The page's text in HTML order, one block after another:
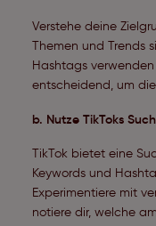
Verstehe deine
Themen und Trends
Hashtags
entscheidend, um
b. Nutze TikToks
TikTok bietet eine
Keywords und
Experimentiere mit
notiere dir, welche